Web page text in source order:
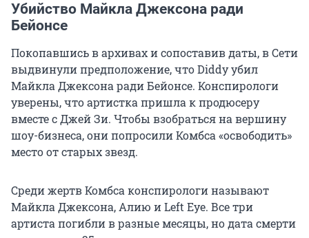
Убийство Майкла Джексона ради
Бейонсе
Покопавшись в архивах и сопоставив даты, в Сети
выдвинули предположение, что Diddy убил
Майкла Джексона ради Бейонсе. Конспирологи
уверены, что артистка пришла к продюсеру
вместе с Джей Зи. Чтобы взобраться на вершину
шоу-бизнеса, они попросили Комбса «освободить»
место от старых звезд.
Среди жертв Комбса конспирологи называют
Майкла Джексона, Алию и Left Eye. Все три
артиста погибли в разные месяцы, но дата смерти